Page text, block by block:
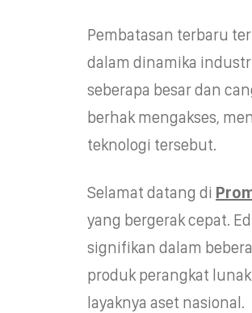
Pembatasan terbaru
dalam dinamika
seberapa besar dan
berhak mengakses,
teknologi tersebut.
Selamat datang di
yang bergerak cepat.
signifikan dalam
produk perangkat
layaknya aset nasional.